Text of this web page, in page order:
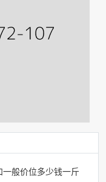
般价位多少钱一斤